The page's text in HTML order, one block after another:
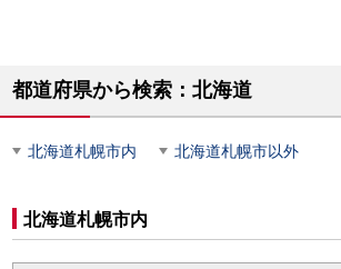
都道府県から検索：北海道
北海道札幌市内 北海道札幌市以外
北海道札幌市内